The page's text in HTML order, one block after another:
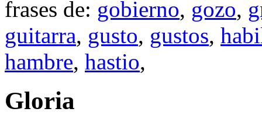
frases de: gobierno, gozo,
guitarra, gusto, gustos,
hambre, hastio,
Gloria